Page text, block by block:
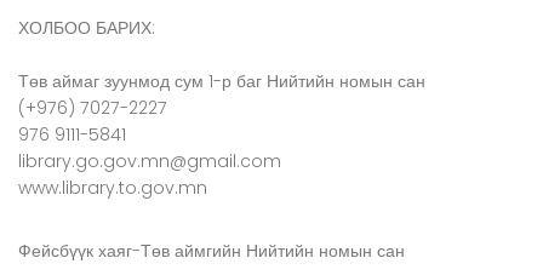
ХОЛБОО БАРИХ:
Төв аймаг зуунмод сум 1-р баг Нийтийн номын сан
(+976) 7027-2227
976 9111-5841
library.go.gov.mn@gmail.com
www.library.to.gov.mn
Фейсбүүк хаяг-Төв аймгийн Нийтийн номын сан